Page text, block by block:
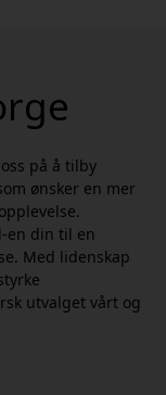
på å tilby
ønsker en mer
en din til en
Med lidenskap
utvalget vårt og